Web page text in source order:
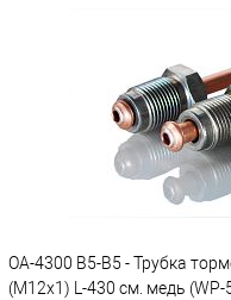
OA-4300 B5-B5 - Трубка
(М12х1) L-430 см. медь (WP-